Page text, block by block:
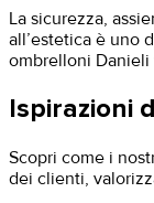
La sicurezza,
all’estetica è uno
ombrelloni
Ispirazioni
Scopri come i
dei clienti,